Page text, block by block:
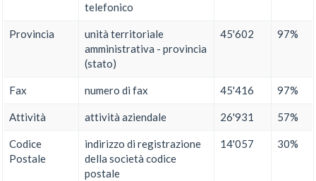
telefonico
Provincia
unità territoriale
amministrativa - provincia
(stato)
45'602 97%
Fax numero di fax 45'416 97%
Attività attività aziendale 26'931 57%
Codice
Postale
indirizzo di registrazione
della società codice
postale
14'057 30%